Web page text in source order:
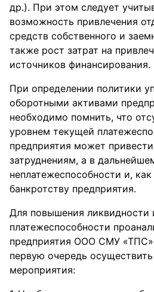
др.). При этом следует
возможность привлечения
средств собственного и
также рост затрат на
источников финансирования.
При определении политики
оборотными активами
необходимо помнить, что
уровнем текущей
предприятия может
затруднениям, а в
неплатежеспособности и,
банкротству предприятия.
Для повышения ликвидности
платежеспособности
предприятия ООО СМУ «ТПС»
первую очередь
мероприятия: